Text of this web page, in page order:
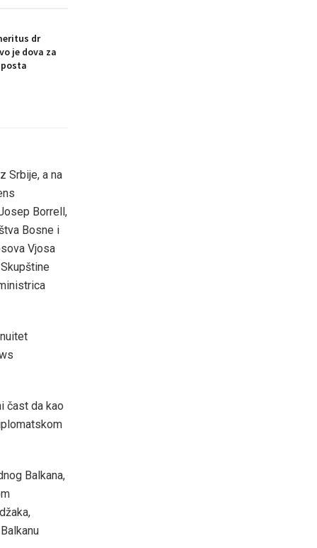
dr
je dova za
Srbije, a na
Borrell,
Bosne i
Vjosa
čast da kao
Balkana,